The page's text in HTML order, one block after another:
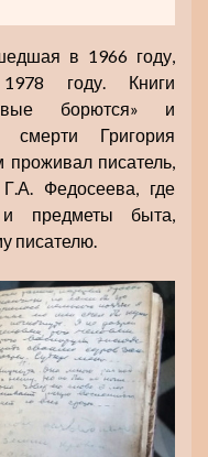
в 1966 году,
году. Книги
борются» и
Григория
писатель,
Федосеева, где
предметы быта,
писателю.